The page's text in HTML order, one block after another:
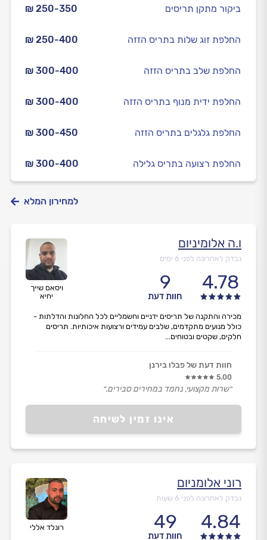
₪ 250-350 ביקור מתקן תריסים
₪ 250-400 החלפת זוג שלות בתריס הזזה
₪ 300-400 החלפת שלב בתריס הזזה
₪ 300-400 החלפת ידית מנוף בתריס הזזה
₪ 300-450 החלפת גלגלים בתריס הזזה
₪ 300-400 החלפת רצועה בתריס גלילה
למחירון המלא
ויסאם שייך
יחיא
ו.ה אלומיניום
נבדק לאחרונה לפני 6 ימים
4.78
9
חוות דעת
אינו זמין לשיחה
מכירה והתקנה של תריסים ידניים וחשמליים לכל החלונות והדלתות -
כולל מנועים מתקדמים, שלבים עמידים ורצועות איכותיות. תריסים
חלקים, שקטים ובטוחים...
חוות דעת של פבלו בירנן
5.00
״שרות מקצועי, נחמד במחירים סבירים.״
רונלד אללי
רוני אלומניום
נבדק לאחרונה לפני 6 שעות
4.84
49
חוות דעת